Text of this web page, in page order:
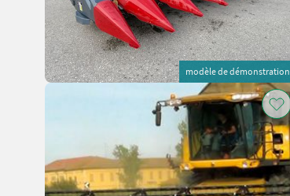
modèle de démonstration